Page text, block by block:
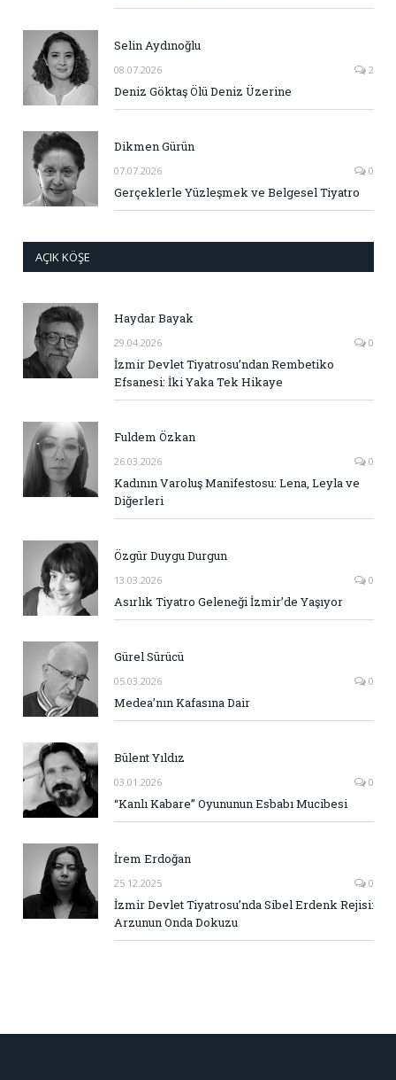
Selin Aydınoğlu
08.07.2026 2
Deniz Göktaş Ölü Deniz Üzerine
Dikmen Gürün
07.07.2026 0
Gerçeklerle Yüzleşmek ve Belgesel Tiyatro
AÇIK KÖŞE
Haydar Bayak
29.04.2026 0
İzmir Devlet Tiyatrosu’ndan Rembetiko
Efsanesi: İki Yaka Tek Hikaye
Fuldem Özkan
26.03.2026 0
Kadının Varoluş Manifestosu: Lena, Leyla ve
Diğerleri
Özgür Duygu Durgun
13.03.2026 0
Asırlık Tiyatro Geleneği İzmir’de Yaşıyor
Gürel Sürücü
05.03.2026 0
Medea’nın Kafasına Dair
Bülent Yıldız
03.01.2026 0
“Kanlı Kabare” Oyununun Esbabı Mucibesi
İrem Erdoğan
25.12.2025 0
İzmir Devlet Tiyatrosu’nda Sibel Erdenk Rejisi:
Arzunun Onda Dokuzu